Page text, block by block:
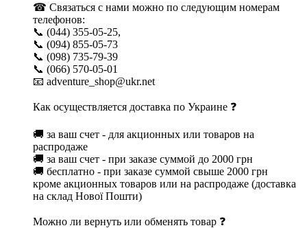
☎ Связаться с нами можно по следующим номерам
телефонов:
📞 (044) 355-05-25,
📞 (094) 855-05-73
📞 (098) 735-79-39
📞 (066) 570-05-01
📧 adventure_shop@ukr.net
Как осуществляется доставка по Украине ❓
🚚 за ваш счет - для акционных или товаров на
распродаже
🚚 за ваш счет - при заказе суммой до 2000 грн
🚚 бесплатно - при заказе суммой свыше 2000 грн
кроме акционных товаров или на распродаже (доставка
на склад Нової Пошти)
Можно ли вернуть или обменять товар ❓